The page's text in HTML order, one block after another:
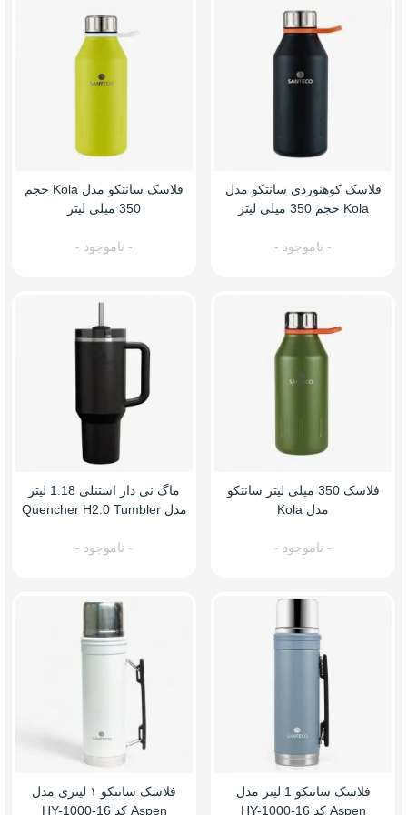
فلاسک کوهنوردی سانتکو مدل
Kola حجم 350 میلی لیتر
- ناموجود -
فلاسک سانتکو مدل Kola حجم
350 میلی لیتر
- ناموجود -
فلاسک 350 میلی لیتر سانتکو
مدل Kola
- ناموجود -
ماگ نی دار استنلی 1.18 لیتر
مدل Quencher H2.0 Tumbler
- ناموجود -
فلاسک سانتکو 1 لیتر مدل
Aspen کد HY-1000-16
فلاسک سانتکو ۱ لیتری مدل
Aspen کد HY-1000-16